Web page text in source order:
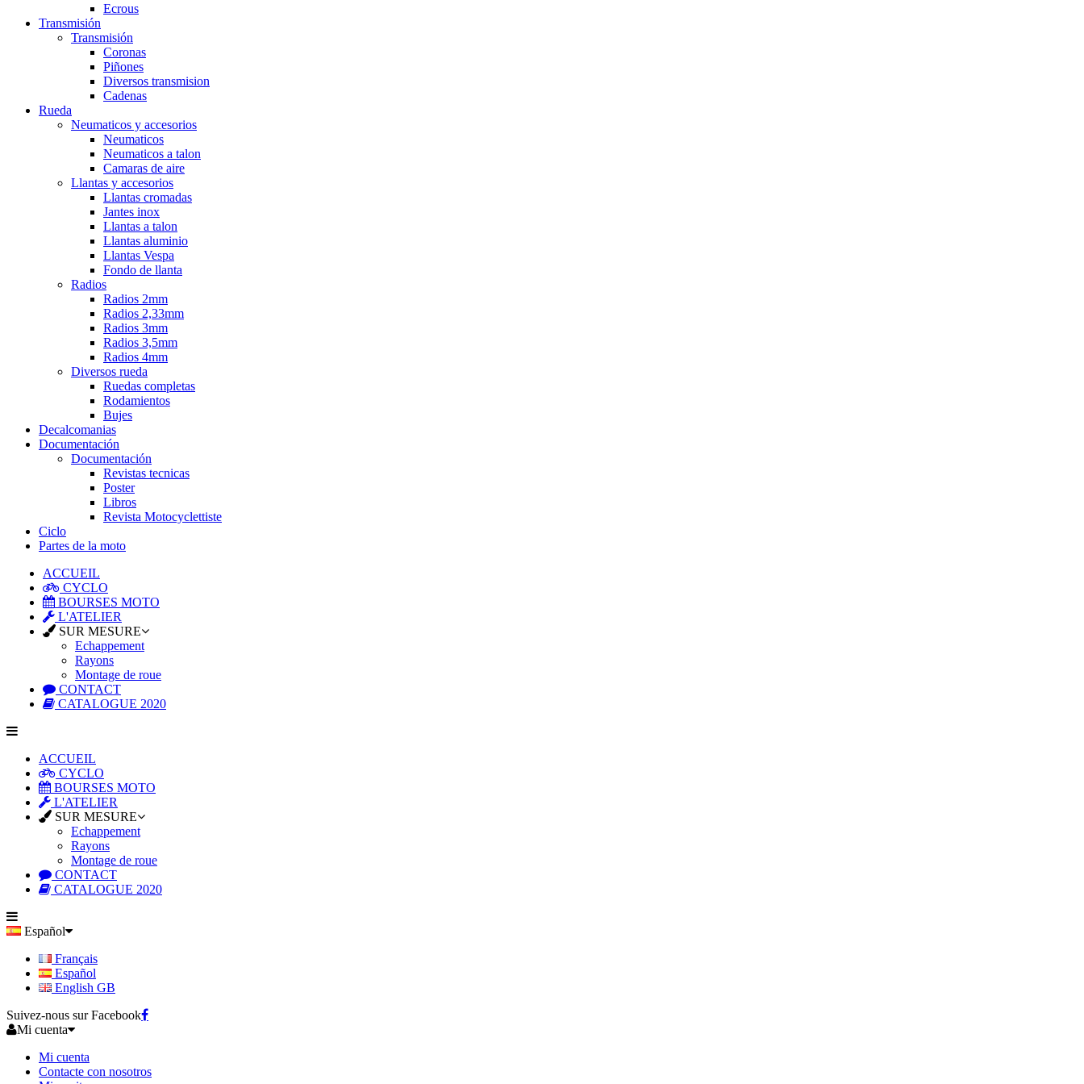
Ecrous
Transmisión
Transmisión
Coronas
Piñones
Diversos transmision
Cadenas
Rueda
Neumaticos y accesorios
Neumaticos
Neumaticos a talon
Camaras de aire
Llantas y accesorios
Llantas cromadas
Jantes inox
Llantas a talon
Llantas aluminio
Llantas Vespa
Fondo de llanta
Radios
Radios 2mm
Radios 2,33mm
Radios 3mm
Radios 3,5mm
Radios 4mm
Diversos rueda
Ruedas completas
Rodamientos
Bujes
Decalcomanias
Documentación
Documentación
Revistas tecnicas
Poster
Libros
Revista Motocyclettiste
Ciclo
Partes de la moto
ACCUEIL
CYCLO
BOURSES MOTO
L'ATELIER
SUR MESURE
Echappement
Rayons
Montage de roue
CONTACT
CATALOGUE 2020
ACCUEIL
CYCLO
BOURSES MOTO
L'ATELIER
SUR MESURE
Echappement
Rayons
Montage de roue
CONTACT
CATALOGUE 2020
Español
Français
Español
English GB
Suivez-nous sur Facebook
Mi cuenta
Mi cuenta
Contacte con nosotros